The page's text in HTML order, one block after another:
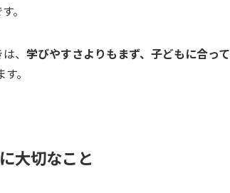
。
、 学びやすさよりもまず、子どもに合って
。
大切なこと